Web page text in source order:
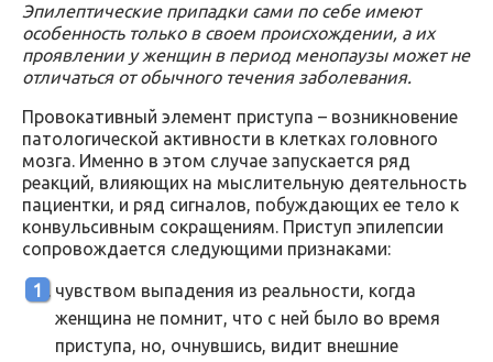
Эпилептические припадки сами по себе имеют
особенность только в своем происхождении, а их
проявлении у женщин в период менопаузы может не
отличаться от обычного течения заболевания.
Провокативный элемент приступа – возникновение
патологической активности в клетках головного
мозга. Именно в этом случае запускается ряд
реакций, влияющих на мыслительную деятельность
пациентки, и ряд сигналов, побуждающих ее тело к
конвульсивным сокращениям. Приступ эпилепсии
сопровождается следующими признаками:
чувством выпадения из реальности, когда
женщина не помнит, что с ней было во время
приступа, но, очнувшись, видит внешние